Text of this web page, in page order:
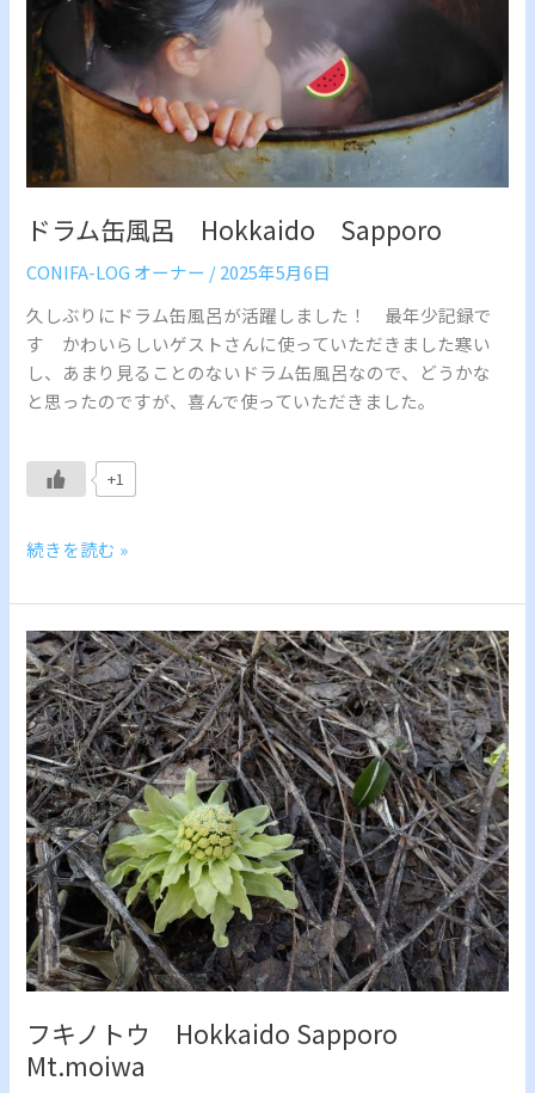
ドラム缶風呂 Hokkaido Sapporo
CONIFA-LOG オーナー /2025年5月6日
久しぶりにドラム缶風呂が活躍しました！ 最年少記録で
す かわいらしいゲストさんに使っていただきました寒い
し、あまり見ることのないドラム缶風呂なので、どうかな
と思ったのですが、喜んで使っていただきました。
+1
続きを読む »
フキノトウ Hokkaido Sapporo
Mt.moiwa
フ
キ
ノ
ト
ウ
Hokkaido
Sapporo
Mt.moiwa